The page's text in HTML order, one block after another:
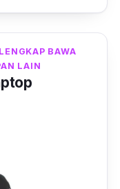
tas kerja untuk
menemani
dari
yang
Guten Inc.
utama
menyimpan
BAWA
LAIN